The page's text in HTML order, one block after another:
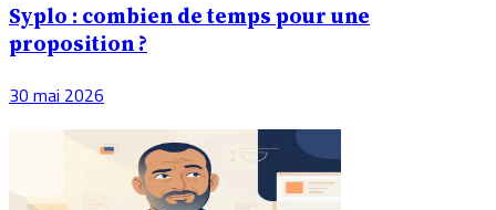
Syplo : combien de temps pour une
proposition ?
30 mai 2026